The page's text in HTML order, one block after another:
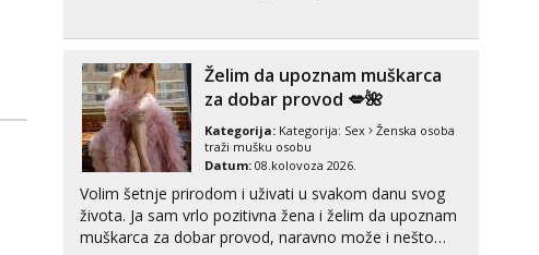
Tel: 064/677-677
tel:0,93€ - mob:1,12€ min
Želim da upoznam muškarca
za dobar provod 💋🌺
Kategorija: Kategorija: Sex
Ženska osoba
traži mušku osobu
Datum: 08.kolovoza 2026.
Volim šetnje prirodom i uživati u svakom danu svog
života. Ja sam vrlo pozitivna žena i želim da upoznam
muškarca za dobar provod, naravno može i nešto